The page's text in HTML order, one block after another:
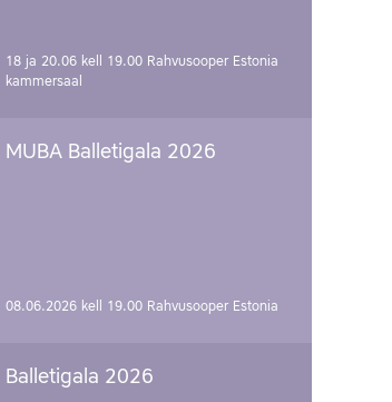
18 ja 20.06 kell 19.00 Rahvusooper Estonia
kammersaal
MUBA Balletigala 2026
08.06.2026 kell 19.00 Rahvusooper Estonia
Balletigala 2026